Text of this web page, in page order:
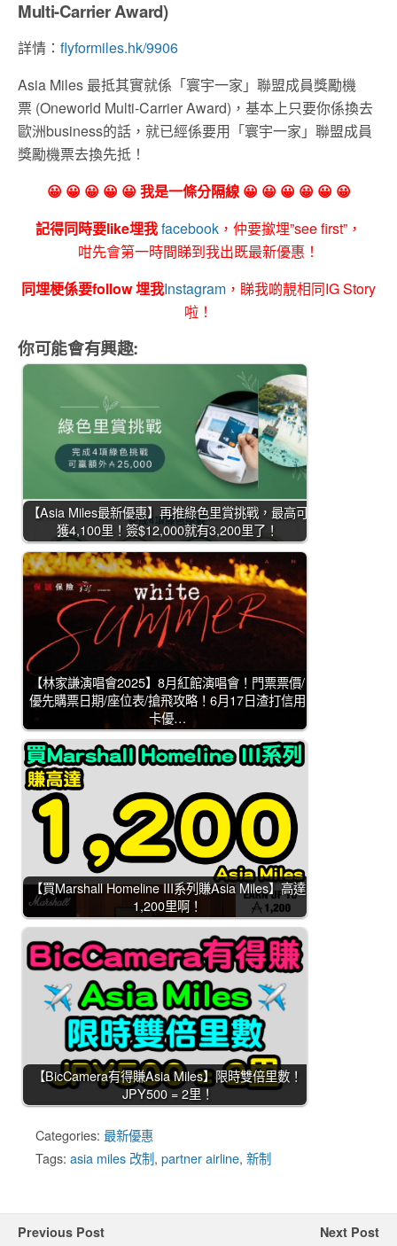
Multi-Carrier Award)
詳情： flyformiles.hk/9906
Asia Miles 最抵其實就係「寰宇一家」聯盟成員獎勵機
票 (Oneworld Multi-Carrier Award)，基本上只要你係換去
歐洲business的話，就已經係要用「寰宇一家」聯盟成員
獎勵機票去換先抵！
😀 😀 😀 😀 😀 我是一條分隔線 😀 😀 😀 😀 😀 😀
記得同時要like埋我facebook ，仲要撳埋”see first”，
咁先會第一時間睇到我出既最新優惠！
同埋梗係要follow 埋我Instagram ，睇我啲靚相同IG Story
啦！
你可能會有興趣:
【Asia Miles最新優惠】再推綠色里賞挑戰，最高可
獲4,100里！簽$12,000就有3,200里了！
【林家謙演唱會2025】8月紅館演唱會！門票票價/
優先購票日期/座位表/搶飛攻略！6月17日渣打信用
卡優…
【買Marshall Homeline III系列賺Asia Miles】高達
1,200里啊！
【BicCamera有得賺Asia Miles】限時雙倍里數！
JPY500 = 2里！
Categories: 最新優惠
Tags: asia miles 改制, partner airline, 新制
Previous Post Next Post